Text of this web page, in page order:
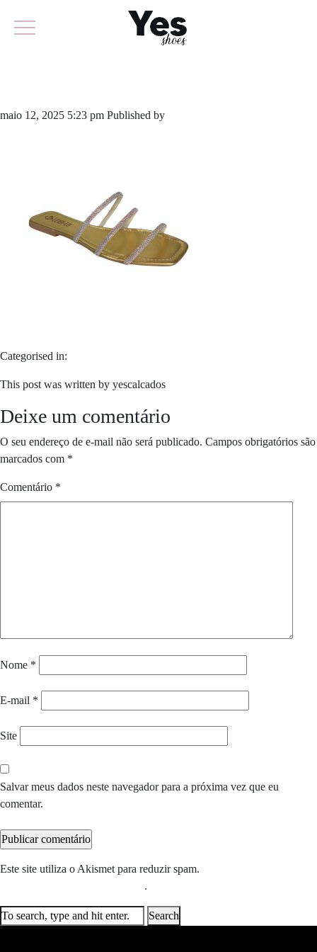
maio 12, 2025 5:23 pm Published by
Categorised in:
This post was written by yescalcados
Deixe um comentário
O seu endereço de e-mail não será publicado. Campos obrigatórios são
marcados com *
Comentário *
Nome *
E-mail *
Site
Salvar meus dados neste navegador para a próxima vez que eu
comentar.
Este site utiliza o Akismet para reduzir spam.
.
Search